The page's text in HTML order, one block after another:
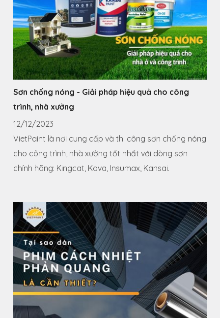
Sơn chống nóng - Giải pháp hiệu quả cho công
trình, nhà xưởng
12/12/2023
VietPaint là nơi cung cấp và thi công sơn chống nóng
cho công trình, nhà xưởng tốt nhất với dòng sơn
chính hãng: Kingcat, Kova, Insumax, Kansai.